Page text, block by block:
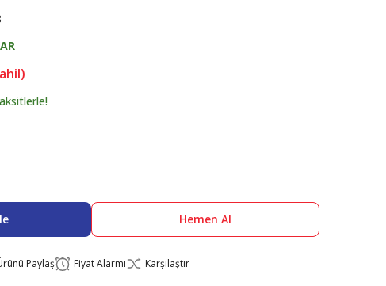
Hemen Al
Paylaş Fiyat Alarmı Karşılaştır